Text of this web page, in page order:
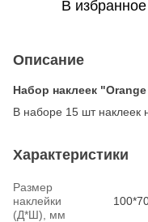
В избранное
Описание
Набор наклеек
В наборе 15 шт наклеек
Характеристики
Размер
наклейки
(Д*Ш), мм